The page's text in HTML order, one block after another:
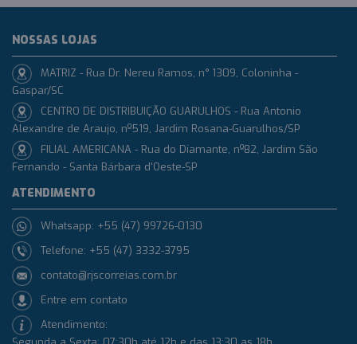
NOSSAS LOJAS
MATRIZ - Rua Dr. Nereu Ramos, n° 1309, Coloninha -
Gaspar/SC
CENTRO DE DISTRIBUIÇÃO GUARULHOS - Rua Antonio
Alexandre de Araujo, nº519, Jardim Rosana-Guarulhos/SP
FILIAL AMERICANA - Rua do Diamante, nº82, Jardim São
Fernando - Santa Bárbara d'Oeste-SP
ATENDIMENTO
Whatsapp: +55 (47) 99726-0130
Telefone: +55 (47) 3332-3795
contato@rjscorreias.com.br
Entre em contato
Atendimento: